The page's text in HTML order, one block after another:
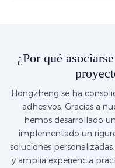
¿Por qué
Hongzheng se ha
adhesivos. Gracias a
hemos desarrollado
implementado un
soluciones
y amplia experiencia